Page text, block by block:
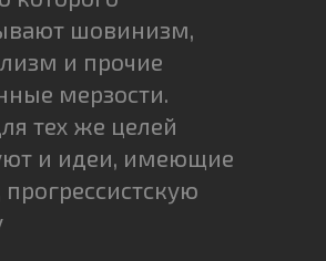
шовинизм,
и прочие
мерзости.
тех же целей
и идеи, имеющие